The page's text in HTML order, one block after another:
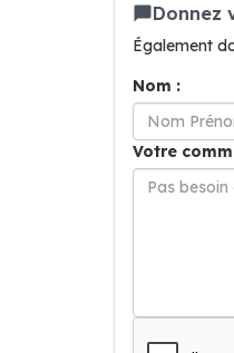
Donnez
Également
Nom :
Votre